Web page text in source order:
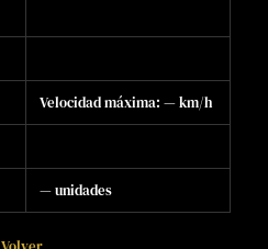
Velocidad máxima: — km/h
— unidades